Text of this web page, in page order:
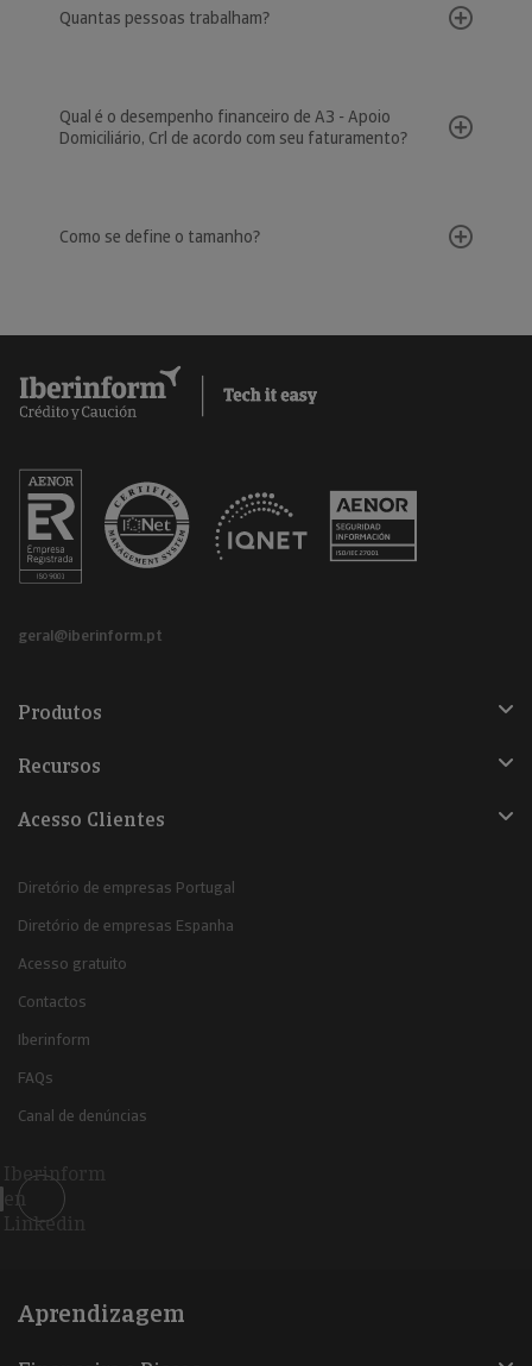
Quantas pessoas trabalham?
Qual é o desempenho financeiro de A3 - Apoio
Domiciliário, Crl de acordo com seu faturamento?
Como se define o tamanho?
geral@iberinform.pt
Produtos
Recursos
Acesso Clientes
Diretório de empresas Portugal
Diretório de empresas Espanha
Acesso gratuito
Contactos
Iberinform
FAQs
Canal de denúncias
Iberinform
en
Linkedin
Aprendizagem